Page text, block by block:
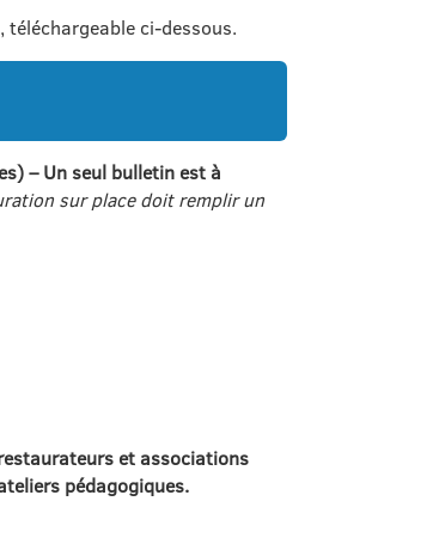
téléchargeable ci-dessous.
– Un seul bulletin est à
sur place doit remplir un
et associations
pédagogiques.